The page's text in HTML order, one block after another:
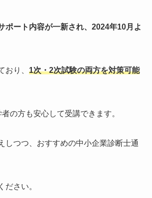
ポート内容が一新され、2024年10月よ
り、 1次・2次試験の両方を対策可能
の方も安心して受講できます。
しつつ、おすすめの中小企業診断士通
さい。